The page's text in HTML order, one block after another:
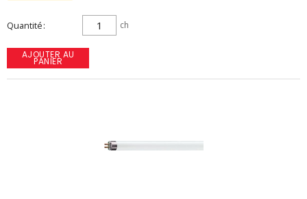
Quantité ch
AJOUTER AU
PANIER